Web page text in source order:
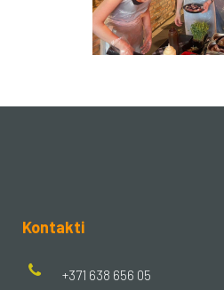
Kontakti
+371 638 656 05